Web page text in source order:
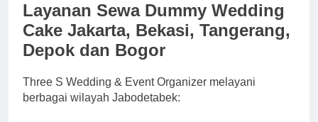
Layanan Sewa Dummy Wedding
Cake Jakarta, Bekasi, Tangerang,
Depok dan Bogor
Three S Wedding & Event Organizer melayani
berbagai wilayah Jabodetabek: